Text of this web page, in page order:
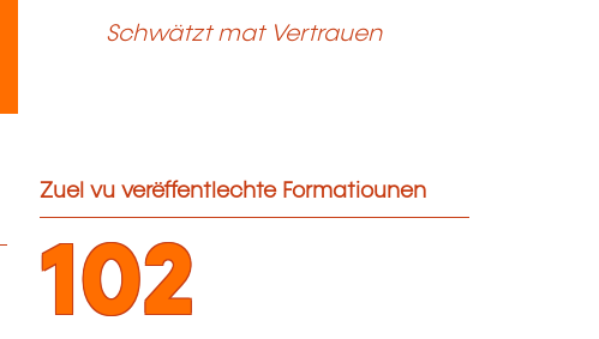
Schwätzt mat Vertrauen
Zuel vu verëffentlechte Formatiounen
102